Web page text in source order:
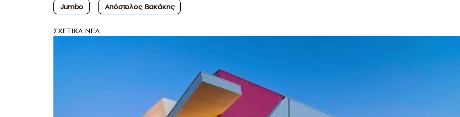
Jumbo
Απόστολος Βακάκης
ΣXETIKA NEA